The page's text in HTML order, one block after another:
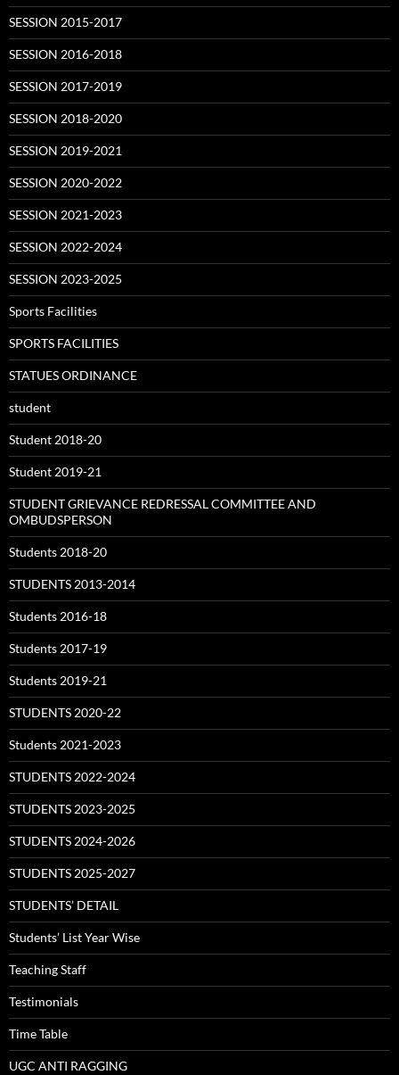
SESSION 2015-2017
SESSION 2016-2018
SESSION 2017-2019
SESSION 2018-2020
SESSION 2019-2021
SESSION 2020-2022
SESSION 2021-2023
SESSION 2022-2024
SESSION 2023-2025
Sports Facilities
SPORTS FACILITIES
STATUES ORDINANCE
student
Student 2018-20
Student 2019-21
STUDENT GRIEVANCE REDRESSAL COMMITTEE AND
OMBUDSPERSON
Students 2018-20
STUDENTS 2013-2014
Students 2016-18
Students 2017-19
Students 2019-21
STUDENTS 2020-22
Students 2021-2023
STUDENTS 2022-2024
STUDENTS 2023-2025
STUDENTS 2024-2026
STUDENTS 2025-2027
STUDENTS’ DETAIL
Students’ List Year Wise
Teaching Staff
Testimonials
Time Table
UGC ANTI RAGGING